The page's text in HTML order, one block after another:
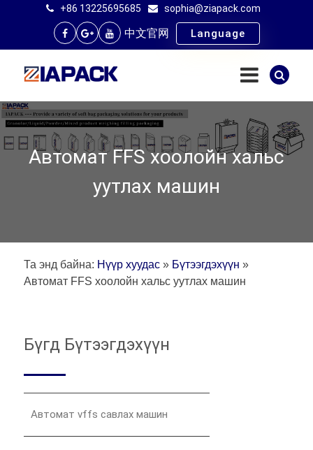
+86 13225695685 sophia@ziapack.com
中文官网 Language
Автомат FFS хоолойн хальс
уутлах машин
Та энд байна: Нүүр хуудас » Бүтээгдэхүүн »
Автомат FFS хоолойн хальс уутлах машин
Бүгд Бүтээгдэхүүн
Автомат vffs савлах машин